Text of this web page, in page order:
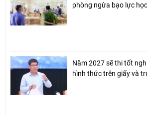
phòng ngừa bạo lực
Năm 2027 sẽ thi tốt
hình thức trên giấy và